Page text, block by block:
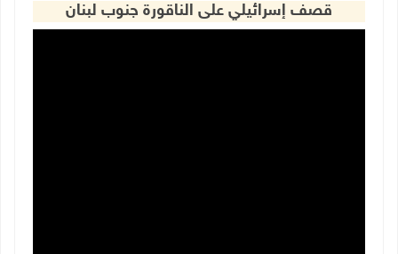
قصف إسرائيلي على الناقورة جنوب لبنان